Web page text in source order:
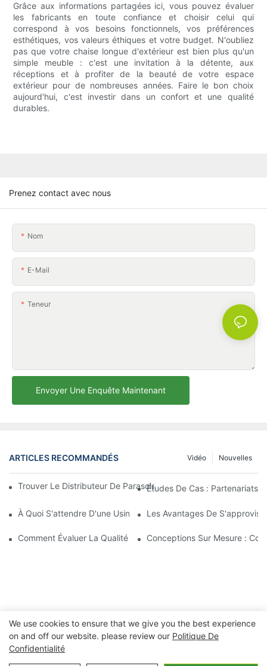
Grâce aux informations partagées ici, vous pouvez évaluer
les fabricants en toute confiance et choisir celui qui
correspond à vos besoins fonctionnels, vos préférences
esthétiques, vos valeurs éthiques et votre budget. N'oubliez
pas que votre chaise longue d'extérieur est bien plus qu'un
simple meuble : c'est une invitation à la détente, aux
réceptions et à profiter de la beauté de votre espace
extérieur pour de nombreuses années. Faire le bon choix
aujourd'hui, c'est investir dans un confort et une qualité
durables.
Prenez contact avec nous
Nom
E-Mail
Teneur
Envoyer Une Enquête Maintenant
ARTICLES RECOMMANDÉS Nouvelles
Vidéo
Trouver Le Distributeur De Parasols De Plage Idéal Pour Votre
Études De Cas : Partenariats
À Quoi S'attendre D'une Usine De Chaises Longues D'extérieur
Les Avantages De
Comment Évaluer La Qualité D'une Usine De Chaises Longues
Conceptions Sur Mesure :
Copyright © 2026 Ningbo Xuanheng extérieur&Appareils
électroménagers Co., Ltd. -lfisher.com|Politique de
We use cookies to ensure that we give you the best experience
on and off our website. please review our Politique De
Confidentialité